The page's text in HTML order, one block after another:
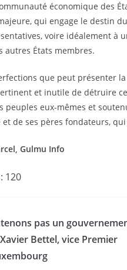
économique des
qui engage le destin
voire idéalement à
autres États membres.
que peut présenter la
et inutile de détruire
peuples eux-mêmes et
de ses pères fondateurs,
Gulmu Info
120
pas un
Bettel, vice Premier